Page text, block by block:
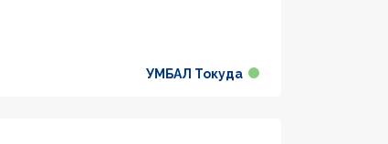
УМБАЛ Токуда